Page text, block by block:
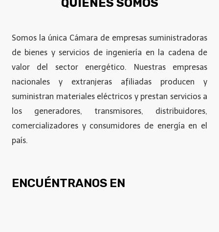
QUIÉNES SOMOS
Somos la única Cámara de empresas suministradoras
de bienes y servicios de ingeniería en la cadena de
valor del sector energético. Nuestras empresas
nacionales y extranjeras afiliadas producen y
suministran materiales eléctricos y prestan servicios a
los generadores, transmisores, distribuidores,
comercializadores y consumidores de energía en el
país.
ENCUÉNTRANOS EN